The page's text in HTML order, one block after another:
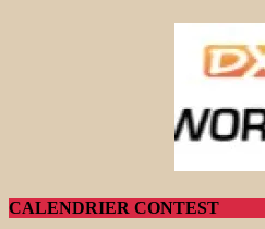
CALENDRIER CONTEST